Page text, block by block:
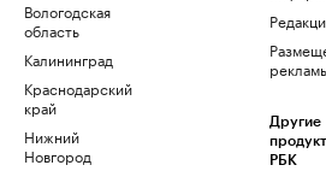
Вологодская
область
Калининград
Краснодарский
край
Нижний
Новгород
Другие
РБК